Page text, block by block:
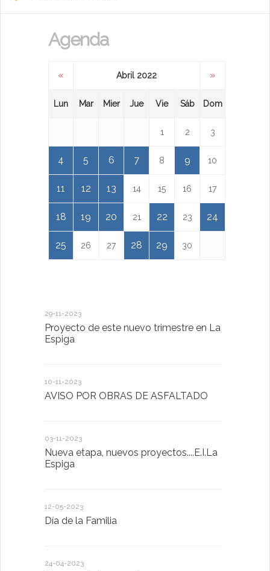
Agenda
« Abril 2022 »
Lun Mar Mier Jue Vie Sáb Dom
1 2 3
4 5 6 7 8 9 10
11 12 13 14 15 16 17
18 19 20 21 22 23 24
25 26 27 28 29 30
29-11-2023
Proyecto de este nuevo trimestre en La
Espiga
10-11-2023
AVISO POR OBRAS DE ASFALTADO
03-11-2023
Nueva etapa, nuevos proyectos....E.I.La
Espiga
12-05-2023
Día de la Familia
24-04-2023